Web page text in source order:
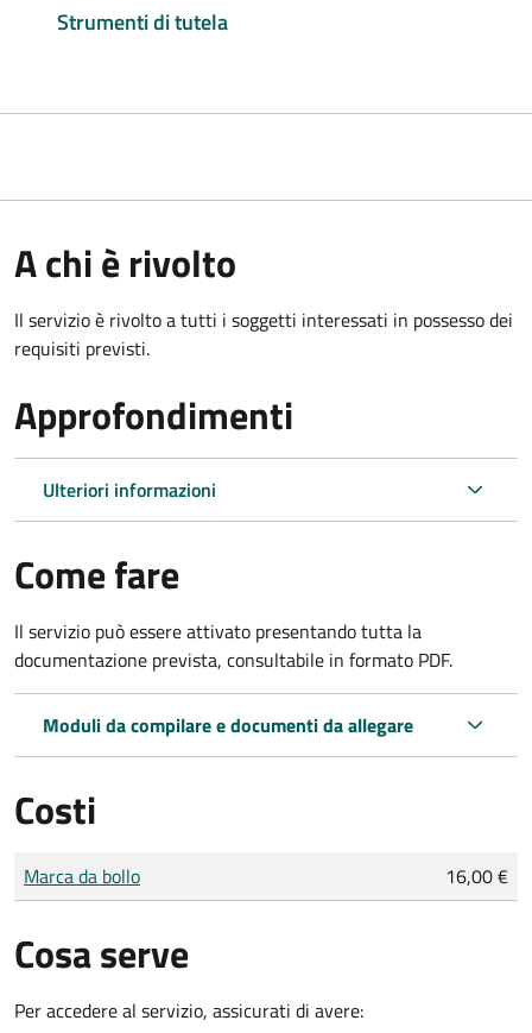
Strumenti di tutela
A chi è rivolto
Il servizio è rivolto a tutti i soggetti interessati in possesso dei
requisiti previsti.
Approfondimenti
Ulteriori informazioni
Come fare
Il servizio può essere attivato presentando tutta la
documentazione prevista, consultabile in formato PDF.
Moduli da compilare e documenti da allegare
Costi
Tipo di pagamento
Importo
Marca da bollo 16,00 €
Cosa serve
Per accedere al servizio, assicurati di avere: